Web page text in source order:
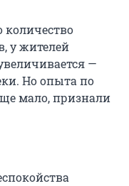
количество
у жителей
—
Но опыта по
мало, признали